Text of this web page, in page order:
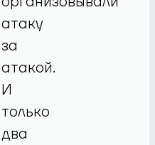
атаку
за
атакой.
И
только
два